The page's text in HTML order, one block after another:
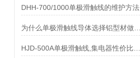
DHH-700/1000单极滑触线的维护方法